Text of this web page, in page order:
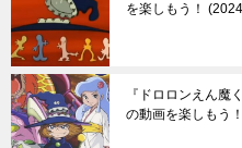
を楽しもう！
『ドロロンえん魔
の動画を楽しもう！